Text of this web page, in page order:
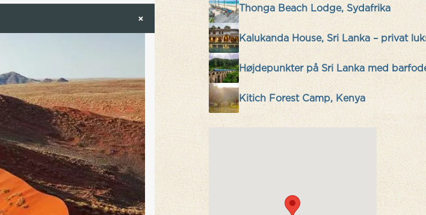
Thonga Beach Lodge, Sydafrika
Kalukanda House, Sri Lanka – privat
Højdepunkter på Sri Lanka med
Kitich Forest Camp, Kenya